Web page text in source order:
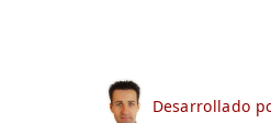
Desarrollado